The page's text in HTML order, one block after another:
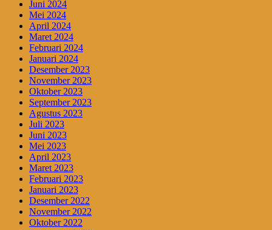
Juni 2024
Mei 2024
April 2024
Maret 2024
Februari 2024
Januari 2024
Desember 2023
November 2023
Oktober 2023
September 2023
Agustus 2023
Juli 2023
Juni 2023
Mei 2023
April 2023
Maret 2023
Februari 2023
Januari 2023
Desember 2022
November 2022
Oktober 2022